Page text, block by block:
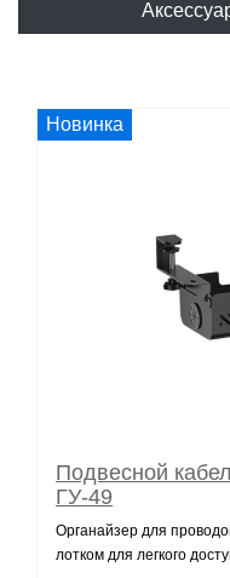
Новинка
Подвесной
ГУ-49
Органайзер для
лотком для легкого